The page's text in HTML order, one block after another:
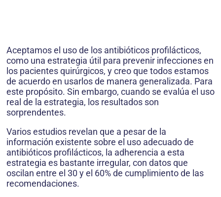
Aceptamos el uso de los antibióticos profilácticos,
como una estrategia útil para prevenir infecciones en
los pacientes quirúrgicos, y creo que todos estamos
de acuerdo en usarlos de manera generalizada. Para
este propósito. Sin embargo, cuando se evalúa el uso
real de la estrategia, los resultados son
sorprendentes.
Varios estudios revelan que a pesar de la
información existente sobre el uso adecuado de
antibióticos profilácticos, la adherencia a esta
estrategia es bastante irregular, con datos que
oscilan entre el 30 y el 60% de cumplimiento de las
recomendaciones.